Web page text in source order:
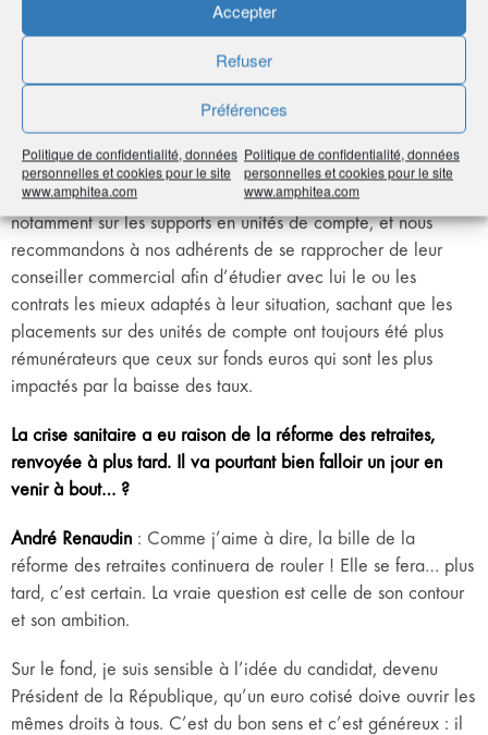
Accepter
Refuser
Préférences
Politique de confidentialité, données
personnelles et cookies pour le site
www.amphitea.com
Politique de confidentialité, données
personnelles et cookies pour le site
www.amphitea.com
savoir que les épargnants veulent conserver l’épargne dont
le capital est mobilisable à tout moment. Face à la baisse des
taux, la sécurité est privilégiée avant le rendement, car
l’épargnant peut perdre en pouvoir d’achat si l’inflation est
supérieure au rendement.
Les mentalités face à la prise de risque évoluent lentement,
mais les solutions d’investissements sont nombreuses
notamment sur les supports en unités de compte, et nous
recommandons à nos adhérents de se rapprocher de leur
conseiller commercial afin d’étudier avec lui le ou les
contrats les mieux adaptés à leur situation, sachant que les
placements sur des unités de compte ont toujours été plus
rémunérateurs que ceux sur fonds euros qui sont les plus
impactés par la baisse des taux.
La crise sanitaire a eu raison de la réforme des retraites,
renvoyée à plus tard. Il va pourtant bien falloir un jour en
venir à bout… ?
André Renaudin : Comme j’aime à dire, la bille de la
réforme des retraites continuera de rouler ! Elle se fera… plus
tard, c’est certain. La vraie question est celle de son contour
et son ambition.
Sur le fond, je suis sensible à l’idée du candidat, devenu
Président de la République, qu’un euro cotisé doive ouvrir les
mêmes droits à tous. C’est du bon sens et c’est généreux : il